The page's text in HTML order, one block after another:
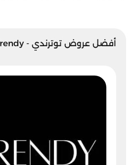
أفضل عروض توترندي - 2trendy